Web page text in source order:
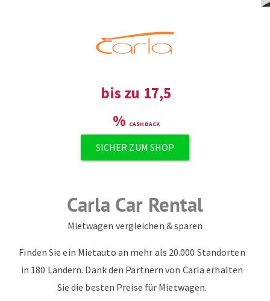
bis zu 17,5
%
SICHER ZUM SHOP
Carla Car Rental
Mietwagen vergleichen & sparen
Finden Sie ein Mietauto an mehr als 20.000 Standorten
in 180 Ländern. Dank den Partnern von Carla erhalten
Sie die besten Preise für Mietwagen.